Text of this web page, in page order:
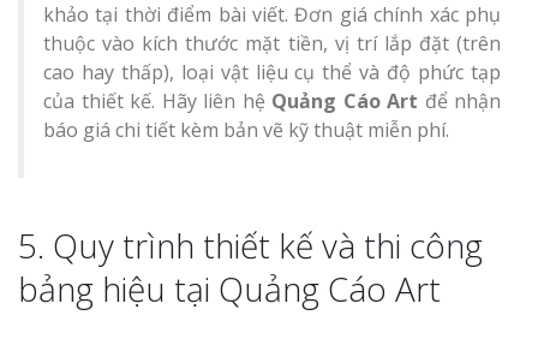
khảo tại thời điểm bài viết. Đơn giá chính xác phụ
thuộc vào kích thước mặt tiền, vị trí lắp đặt (trên
cao hay thấp), loại vật liệu cụ thể và độ phức tạp
của thiết kế. Hãy liên hệ Quảng Cáo Art để nhận
báo giá chi tiết kèm bản vẽ kỹ thuật miễn phí.
5. Quy trình thiết kế và thi công
bảng hiệu tại Quảng Cáo Art